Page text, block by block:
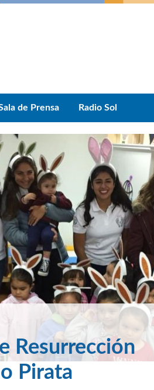
de Prensa Radio Sol
Resurrección
Pirata